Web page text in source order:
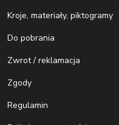
Kroje, materiały, piktogramy
Do pobrania
Zwrot / reklamacja
Zgody
Regulamin